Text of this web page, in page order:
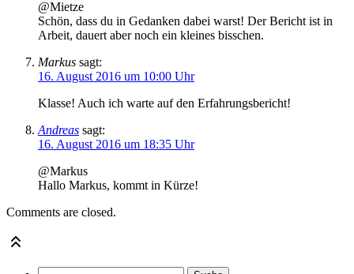
@Mietze
Schön, dass du in Gedanken dabei warst! Der Bericht ist in
Arbeit, dauert aber noch ein kleines bisschen.
Markus sagt:
16. August 2016 um 10:00 Uhr
Klasse! Auch ich warte auf den Erfahrungsbericht!
Andreas sagt:
16. August 2016 um 18:35 Uhr
@Markus
Hallo Markus, kommt in Kürze!
Comments are closed.